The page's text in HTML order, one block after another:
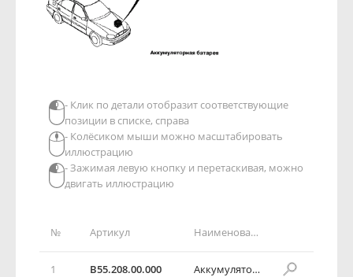
№ Артикул Наименование детали
1 B55.208.00.000 Аккумуляторная батарея в сборе
- Клик по детали отобразит соответствующие
позиции в списке, справа
- Колёсиком мыши можно масштабировать
иллюстрацию
- Зажимая левую кнопку и перетаскивая, можно
двигать иллюстрацию